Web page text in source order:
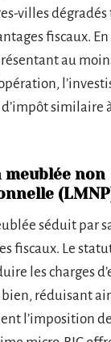
villes dégradés
fiscaux.
au
similaire
non
séduit par
fiscaux. Le
les charges
réduisant
l’imposition